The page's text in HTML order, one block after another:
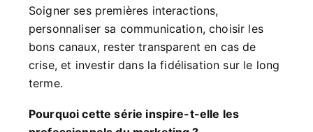
Soigner ses premières interactions,
personnaliser sa communication, choisir les
bons canaux, rester transparent en cas de
crise, et investir dans la fidélisation sur le long
terme.
Pourquoi cette série inspire-t-elle les